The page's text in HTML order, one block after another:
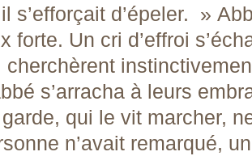
s’efforçait d’épeler. »
forte. Un cri d’effroi
cherchèrent
s’arracha à leurs
qui le vit marcher,
n’avait remarqué,